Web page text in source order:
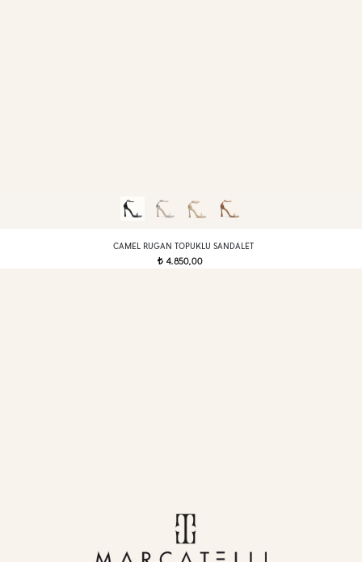
CAMEL RUGAN TOPUKLU SANDALET
t 4.850,00